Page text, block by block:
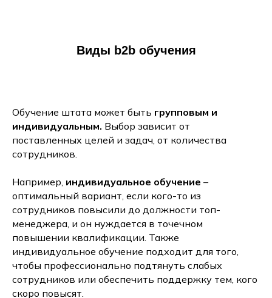
Виды b2b обучения
Обучение штата может быть групповым и
индивидуальным. Выбор зависит от
поставленных целей и задач, от количества
сотрудников.
Например, индивидуальное обучение –
оптимальный вариант, если кого-то из
сотрудников повысили до должности топ-
менеджера, и он нуждается в точечном
повышении квалификации. Также
индивидуальное обучение подходит для того,
чтобы профессионально подтянуть слабых
сотрудников или обеспечить поддержку тем, кого
скоро повысят.